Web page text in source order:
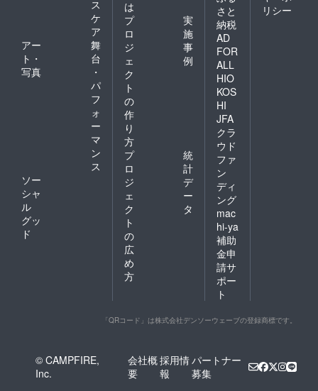
ス
ケ
ア
アー
ト・
写真
舞
台
・
パ
フ
ォ
ー
マ
ン
ス
ソー
シャ
ル
グッ
ド
は
プ
ロ
ジ
ェ
ク
ト
の
作
り
方
実
施
事
例
プ
ロ
ジ
ェ
ク
ト
の
広
め
方
統
計
デ
ー
タ
さと
納税
AD
FOR
ALL
HIO
KOS
HI
JFA
クラ
ウド
ファ
ン
ディ
ング
mac
hi-ya
補助
金申
請サ
ポー
ト
リシー
「QRコード」は株式会社デンソーウェーブの登録商標です。
© CAMPFIRE,
Inc.
会社概
要
採用情
報
パートナー
募集